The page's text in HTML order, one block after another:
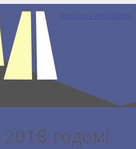
Написать в WhatsApp
годом!